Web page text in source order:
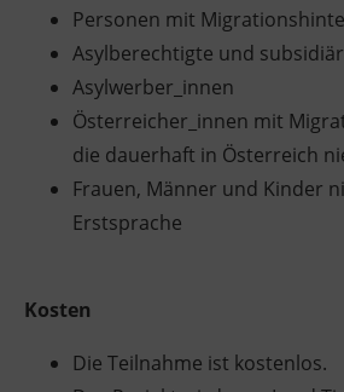
Personen mit
Asylberechtigte und
Asylwerber_innen
Österreicher_innen mit
die dauerhaft in Österreich
Frauen, Männer und Kinder
Erstsprache
Kosten
Die Teilnahme ist kostenlos.